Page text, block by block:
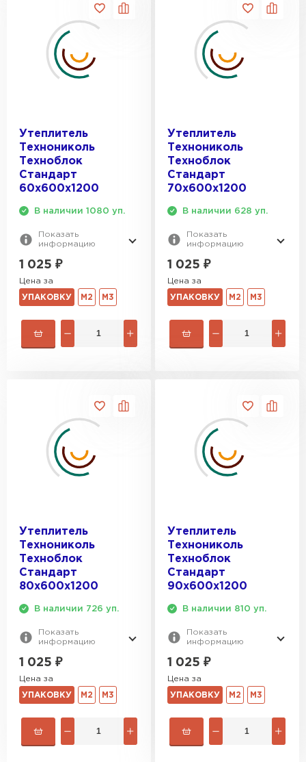
Утеплитель
Технониколь
Техноблок
Стандарт
60х600х1200
В наличии 1080 уп.
Показать
информацию
1 025 ₽
Цена за
УПАКОВКУ М2 М3
Утеплитель
Технониколь
Техноблок
Стандарт
70х600х1200
В наличии 628 уп.
Показать
информацию
1 025 ₽
Цена за
УПАКОВКУ М2 М3
Утеплитель
Технониколь
Техноблок
Стандарт
80х600х1200
В наличии 726 уп.
Показать
информацию
1 025 ₽
Цена за
УПАКОВКУ М2 М3
Утеплитель
Технониколь
Техноблок
Стандарт
90х600х1200
В наличии 810 уп.
Показать
информацию
1 025 ₽
Цена за
УПАКОВКУ М2 М3